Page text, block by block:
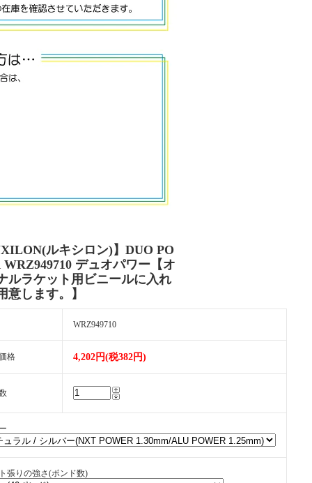
ルキシロン)】DUO PO
WRZ949710 デュオパワー【オ
ルラケット用ビニールに入れ
意します。】
WRZ949710
格 4,202円(税382円)
張りの強さ(ポンド数)